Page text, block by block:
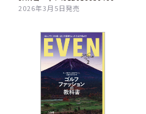
2026年3月5日発売